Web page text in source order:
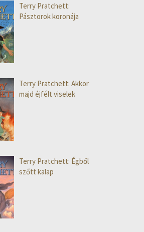
Terry Pratchett:
Pásztorok koronája
Terry Pratchett: Akkor
majd éjfélt viselek
Terry Pratchett: Égből
szőtt kalap